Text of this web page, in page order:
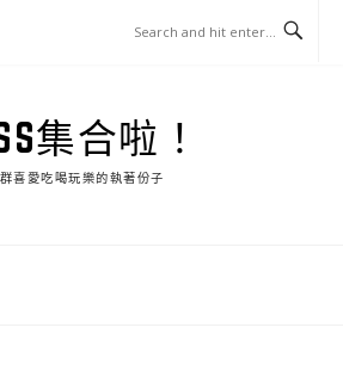
集合啦！
喜愛吃喝玩樂的執著份子